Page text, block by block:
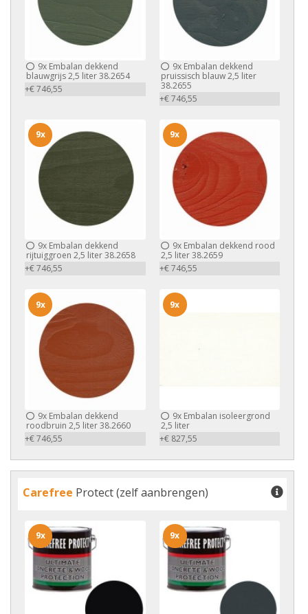
9x Embalan dekkend
blauwgrijs 2,5 liter 38.2654
+€ 746,55
9xEmbalan dekkend
pruissisch blauw 2,5 liter
38.2655
+€ 746,55
9x Embalan dekkend
rijtuiggroen 2,5 liter 38.2658
+€ 746,55
9x
9xEmbalan dekkend rood
2,5 liter 38.2659
+€ 746,55
9x
9x Embalan dekkend
roodbruin 2,5 liter 38.2660
+€ 746,55
9x
9xEmbalan isoleergrond
2,5 liter
+€ 827,55
9x
Carefree Protect (zelf aanbrengen)
9x 9x